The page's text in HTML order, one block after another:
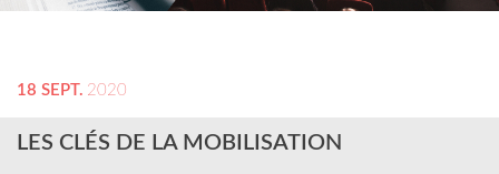
18 SEPT. 2020
LES CLÉS DE LA MOBILISATION